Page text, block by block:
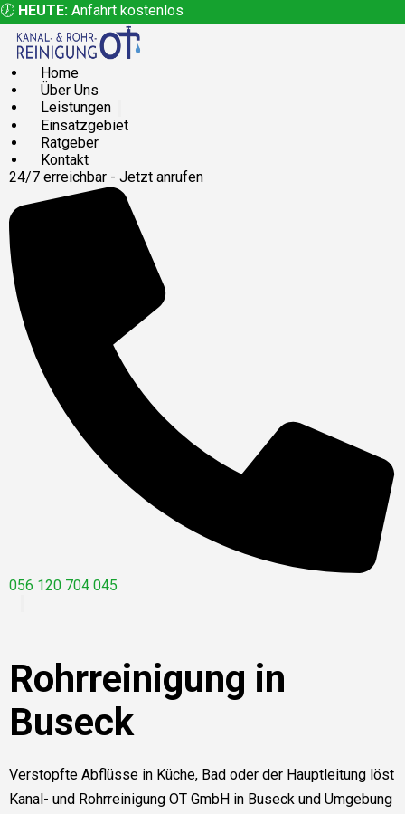
🕖 HEUTE: Anfahrt kostenlos
Home
Über Uns
Leistungen
Einsatzgebiet
Ratgeber
Kontakt
24/7 erreichbar - Jetzt anrufen
056 120 704 045
Rohrreinigung in
Buseck
Verstopfte Abflüsse in Küche, Bad oder der Hauptleitung löst
Kanal- und Rohrreinigung OT GmbH in Buseck und Umgebung